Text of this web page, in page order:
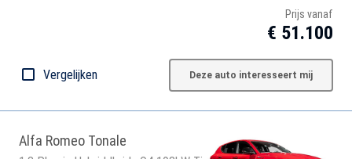
Prijs vanaf
€ 51.100
Vergelijken Deze auto interesseert mij
Alfa Romeo Tonale